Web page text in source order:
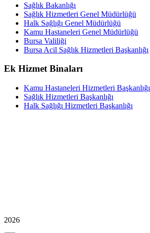
Sağlık Bakanlığı
Sağlık Hizmetleri Genel Müdürlüğü
Halk Sağlığı Genel Müdürlüğü
Kamu Hastaneleri Genel Müdürlüğü
Bursa Valiliği
Bursa Acil Sağlık Hizmetleri Başkanlığı
Ek Hizmet Binaları
Kamu Hastaneleri Hizmetleri Başkanlığı
Sağlık Hizmetleri Başkanlığı
Halk Sağlığı Hizmetleri Başkanlığı
2026